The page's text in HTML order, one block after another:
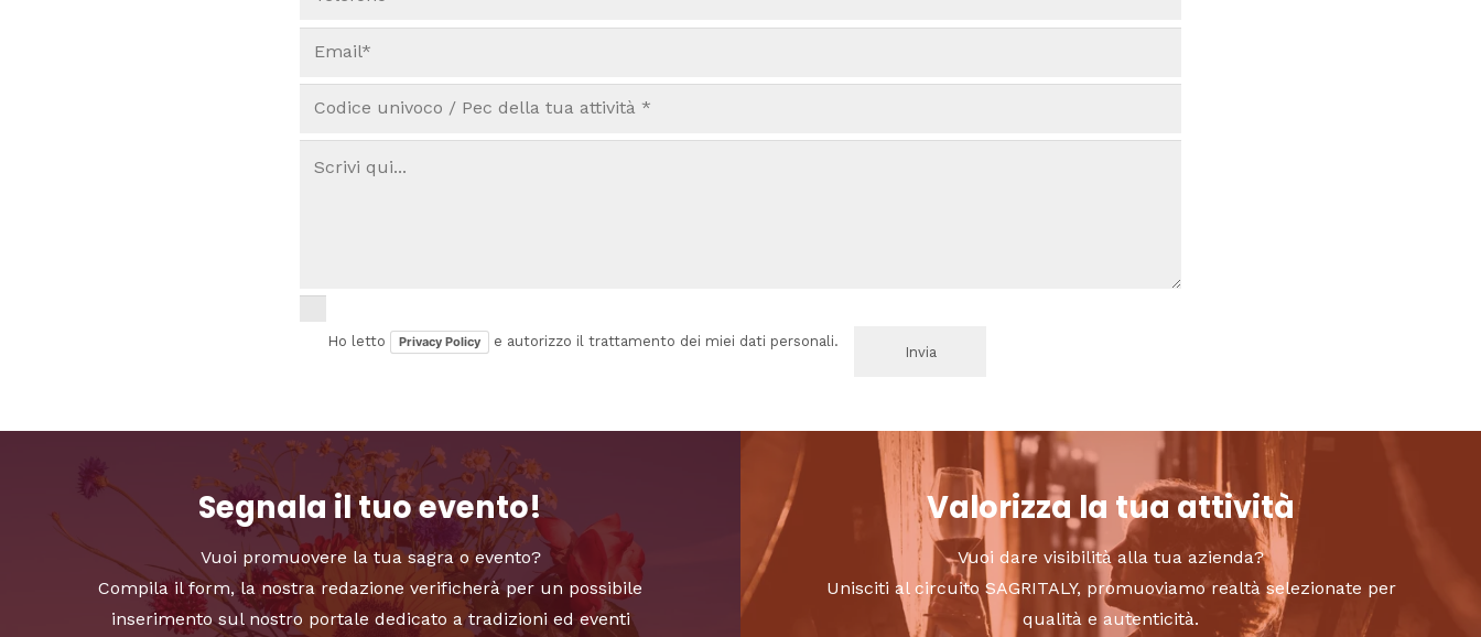
Ho letto Privacy Policy e autorizzo il trattamento dei miei dati personali.
Segnala il tuo evento!
Vuoi promuovere la tua sagra o evento?
Compila il form, la nostra redazione verificherà per un possibile
inserimento sul nostro portale dedicato a tradizioni ed eventi
Valorizza la tua attività
Vuoi dare visibilità alla tua azienda?
Unisciti al circuito SAGRITALY, promuoviamo realtà selezionate per
qualità e autenticità.